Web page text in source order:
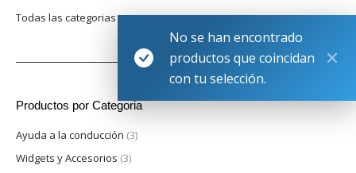
No se han encontrado
productos que coincidan
con tu selección.
Todas las categorias
Productos por Categoria
Ayuda a la conducción (3)
Widgets y Accesorios (3)